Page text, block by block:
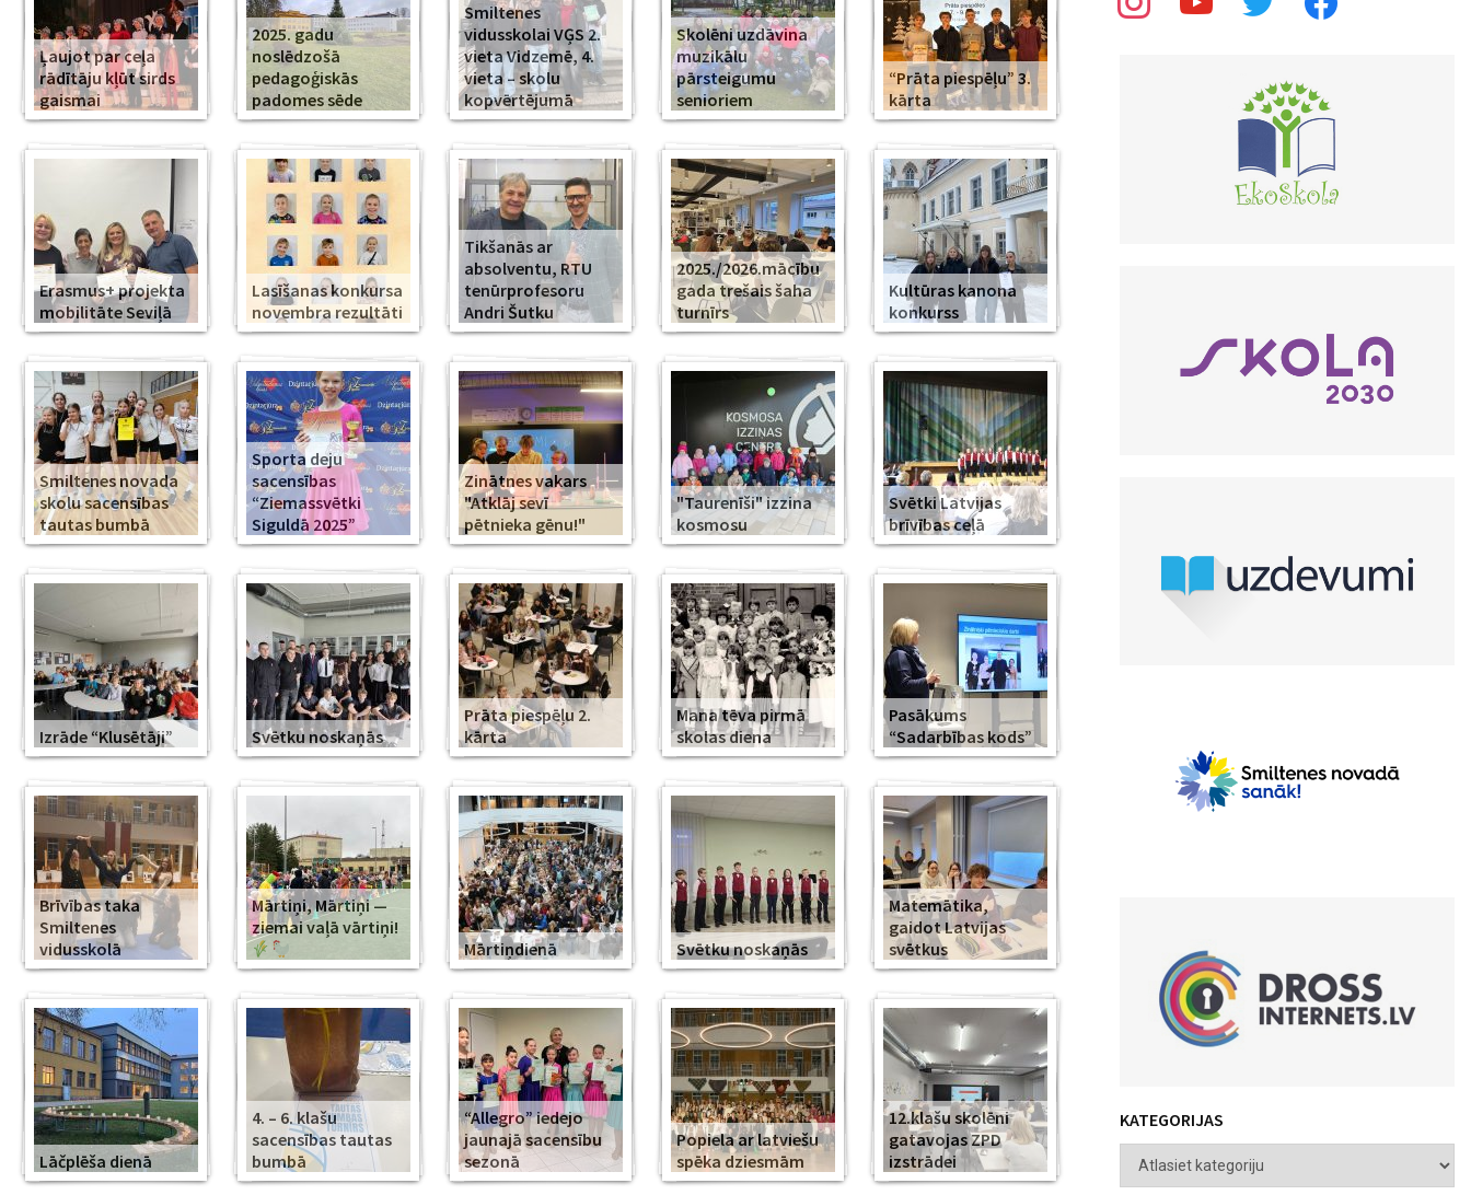
Ļaujot par ceļa
rādītāju kļūt sirds
gaismai
2025. gadu
noslēdzošā
pedagoģiskās
padomes sēde
Smiltenes
vidusskolai VĢS 2.
vieta Vidzemē, 4.
vieta – skolu
kopvērtējumā
Skolēni uzdāvina
muzikālu
pārsteigumu
senioriem
“Prāta piespēļu” 3.
kārta
Erasmus+ projekta
mobilitāte Seviļā
Lasīšanas konkursa
novembra rezultāti
Tikšanās ar
absolventu, RTU
tenūrprofesoru
Andri Šutku
2025./2026.mācību
gada trešais šaha
turnīrs
Kultūras kanona
konkurss
Smiltenes novada
skolu sacensības
tautas bumbā
Sporta deju
sacensības
“Ziemassvētki
Siguldā 2025”
Zinātnes vakars
"Atklāj sevī
pētnieka gēnu!"
"Taurenīši" izzina
kosmosu
Svētki Latvijas
brīvības ceļā
Izrāde “Klusētāji” Svētku noskaņās
Prāta piespēļu 2.
kārta
Mana tēva pirmā
skolas diena
Pasākums
“Sadarbības kods”
Brīvības taka
Smiltenes
vidusskolā
Mārtiņi, Mārtiņi —
ziemai vaļā vārtiņi!
Mārtiņdienā
Svētku noskaņās
Matemātika,
gaidot Latvijas
svētkus
Lāčplēša dienā
4. – 6. klašu
sacensības tautas
bumbā
“Allegro” iedejo
jaunajā sacensību
sezonā
Popiela ar latviešu
spēka dziesmām
12.klašu skolēni
gatavojas ZPD
izstrādei
KATEGORIJAS